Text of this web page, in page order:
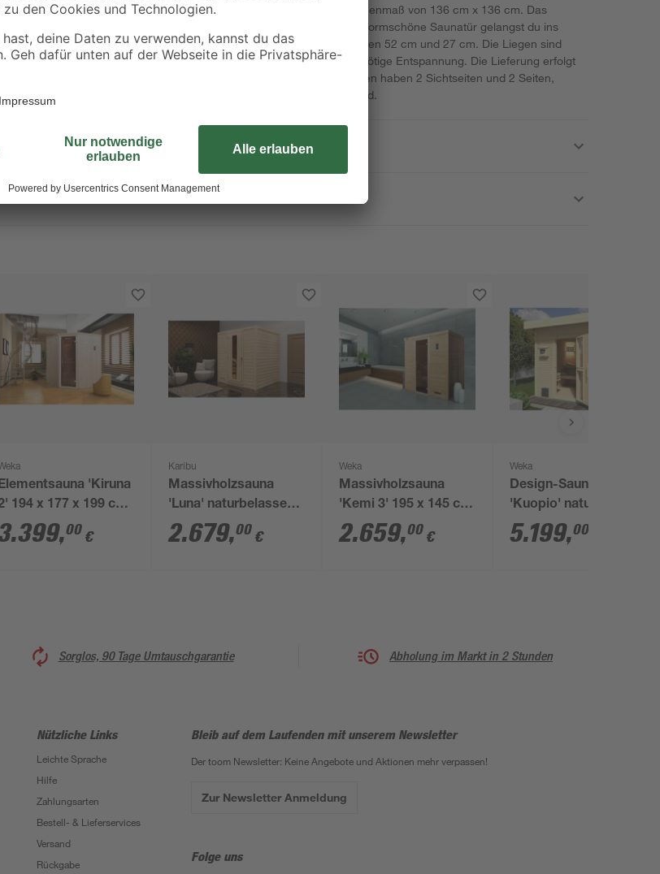
ein Außenmaß von 151 cm x 151 cm und ein Innenmaß von 136 cm x 136 cm. Das
Volumen der Sauna beträgt 3,5 cbm. Durch die formschöne Saunatür gelangst du ins
Innere der Kabine mit Ihren 2 Liegen in den breiten 52 cm und 27 cm. Die Liegen sind
ausreichend breit bemessen und bieten dir die nötige Entspannung. Die Lieferung erfolgt
inklusive Ofenschutzgitter. Unsere Elementsaunen haben 2 Sichtseiten und 2 Seiten,
welche mit einer Hartfaserplatte ausgestattet sind.
'Kiruna
194 x 177 x 199 cm
mit Glastür und 4,5
BioS-Ofenset 230
,00 €
Karibu
Massivholzsauna
'Luna' naturbelassen
mit Energiespartür
mit Ofen 9kW
2.679,00 €
Weka
Massivholzsauna
'Kemi 3' 195 x 145 cm
mit Glastür
2.659,00 €
Weka
Design-Saunahaus
'Kuopio' natur, mit 9
kW OS-Ofenset,
analoger Steuerung
5.199,00
Sorglos, 90 Tage Umtauschgarantie Abholung im Markt in 2 Stunden
Nützliche Links
Leichte Sprache
Hilfe
Zahlungsarten
Bestell- & Lieferservices
Versand
Rückgabe
Bleib auf dem Laufenden mit unserem Newsletter
Der toom Newsletter: Keine Angebote und Aktionen mehr verpassen!
Zur Newsletter Anmeldung
Folge uns